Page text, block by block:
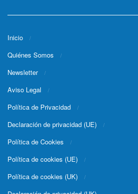
Inicio
Quiénes Somos
Newsletter
Aviso Legal
Política de Privacidad
Declaración de privacidad (UE)
Política de Cookies
Política de cookies (UE)
Política de cookies (UK)